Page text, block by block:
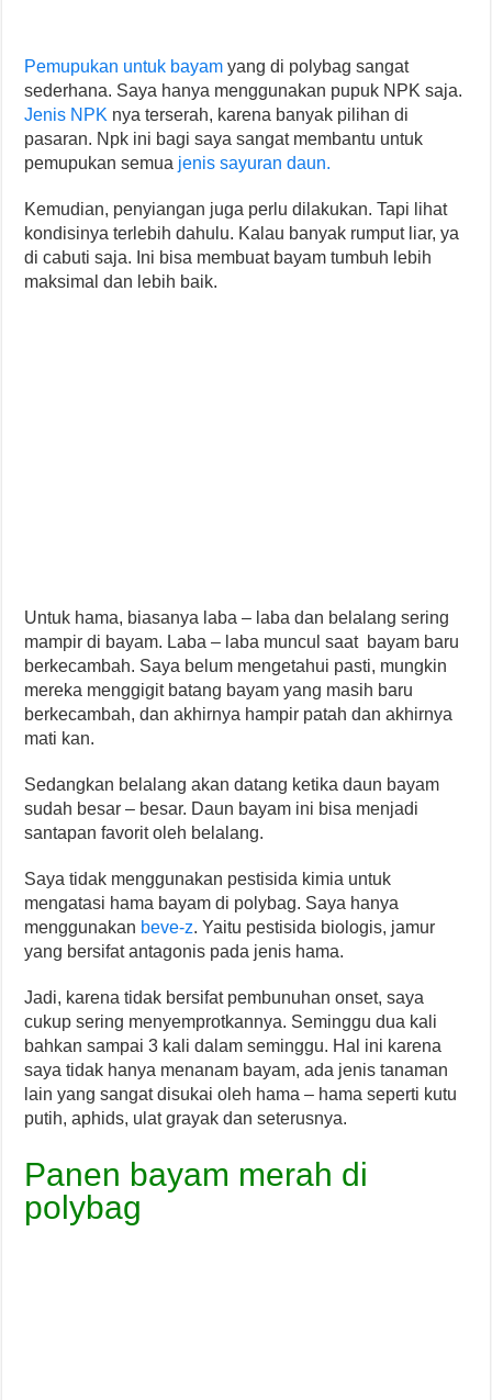
Pemupukan untuk bayam yang di polybag sangat
sederhana. Saya hanya menggunakan pupuk NPK saja.
Jenis NPK nya terserah, karena banyak pilihan di
pasaran. Npk ini bagi saya sangat membantu untuk
pemupukan semua jenis sayuran daun.
Kemudian, penyiangan juga perlu dilakukan. Tapi lihat
kondisinya terlebih dahulu. Kalau banyak rumput liar, ya
di cabuti saja. Ini bisa membuat bayam tumbuh lebih
maksimal dan lebih baik.
Untuk hama, biasanya laba – laba dan belalang sering
mampir di bayam. Laba – laba muncul saat bayam baru
berkecambah. Saya belum mengetahui pasti, mungkin
mereka menggigit batang bayam yang masih baru
berkecambah, dan akhirnya hampir patah dan akhirnya
mati kan.
Sedangkan belalang akan datang ketika daun bayam
sudah besar – besar. Daun bayam ini bisa menjadi
santapan favorit oleh belalang.
Saya tidak menggunakan pestisida kimia untuk
mengatasi hama bayam di polybag. Saya hanya
menggunakan beve-z. Yaitu pestisida biologis, jamur
yang bersifat antagonis pada jenis hama.
Jadi, karena tidak bersifat pembunuhan onset, saya
cukup sering menyemprotkannya. Seminggu dua kali
bahkan sampai 3 kali dalam seminggu. Hal ini karena
saya tidak hanya menanam bayam, ada jenis tanaman
lain yang sangat disukai oleh hama – hama seperti kutu
putih, aphids, ulat grayak dan seterusnya.
Panen bayam merah di
polybag